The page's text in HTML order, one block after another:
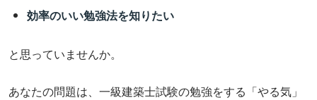
効率のいい勉強法を知りたい
と思っていませんか。
あなたの問題は、一級建築士試験の勉強をする「やる気」